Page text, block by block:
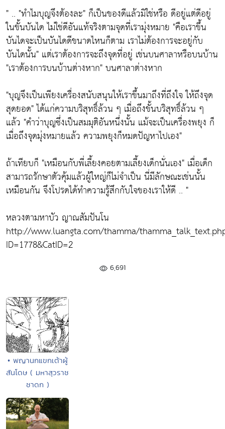
" .. "ทำไมบุญจึงต้องละ" ก็เป็นของดีแล้วมิใช่หรือ ดีอยู่แต่ดีอยู่
ในขั้นบันได ไม่ใช่ดีอันแท้จริงตามจุดที่เรามุ่งหมาย "คือเราขึ้น
บันไดจะเป็นบันไดดีขนาดไหนก็ตาม เราไม่ต้องการจะอยู่กับ
บันไดนั้น" แต่เราต้องการจะถึงจุดที่อยู่ เช่นบนศาลาหรือบนบ้าน
"เราต้องการบนบ้านต่างหาก"บนศาลาต่างหาก
"บุญจึงเป็นเพียงเครื่องสนับสนุนให้เราขึ้นมาถึงที่ถึงใจ ให้ถึงจุด
สุดยอด"ได้แก่ความบริสุทธิ์ล้วน ๆ เมื่อถึงขั้นบริสุทธิ์ล้วน ๆ
แล้ว "คำว่าบุญซึ่งเป็นสมมุติอันหนึ่งนั้น แม้จะเป็นเครื่องพยุง ก็
เมื่อถึงจุดมุ่งหมายแล้ว ความพยุงก็หมดปัญหาไปเอง"
ถ้าเทียบก็ "เหมือนกับพี่เลี้ยงคอยตามเลี้ยงเด็กนั่นเอง" เมื่อเด็ก
สามารถรักษาตัวคุ้มแล้วผู้ใหญ่ก็ไม่จำเป็น นี่มีลักษณะเช่นนั้น
เหมือนกัน จึงโปรดได้ทำความรู้สึกกับใจของเราให้ดี .. "
หลวงตามหาบัว ญาณสัมปันโน
http://www.luangta.com/thamma/
ID=1778&CatID=2
6,691
• พญานกแขกเต้าผู้
สันโดษ ( มหาสุวราช
ชาดก )